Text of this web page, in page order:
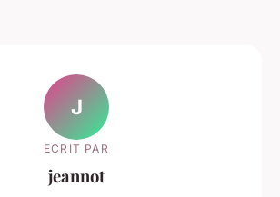
J
ECRIT PAR
jeannot